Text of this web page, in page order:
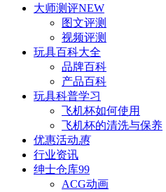
大师测评NEW
图文评测
视频评测
玩具百科大全
品牌百科
产品百科
玩具科普学习
飞机杯如何使用
飞机杯的清洗与保养
优惠活动惠
行业资讯
绅士仓库99
ACG动画